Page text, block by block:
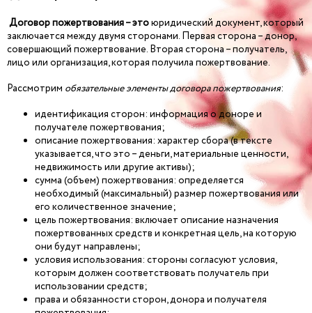
Договор пожертвования – этоюридический документ, который
заключается между двумя сторонами. Первая сторона – донор,
совершающий пожертвование. Вторая сторона – получатель,
лицо или организация, которая получила пожертвование.
Рассмотрим обязательные элементы договора пожертвования:
идентификация сторон: информация о доноре и
получателе пожертвования;
описание пожертвования: характер сбора (в тексте
указывается, что это – деньги, материальные ценности,
недвижимость или другие активы);
сумма (объем) пожертвования: определяется
необходимый (максимальный) размер пожертвования или
его количественное значение;
цель пожертвования: включает описание назначения
пожертвованных средств и конкретная цель, на которую
они будут направлены;
условия использования: стороны согласуют условия,
которым должен соответствовать получатель при
использовании средств;
права и обязанности сторон, донора и получателя